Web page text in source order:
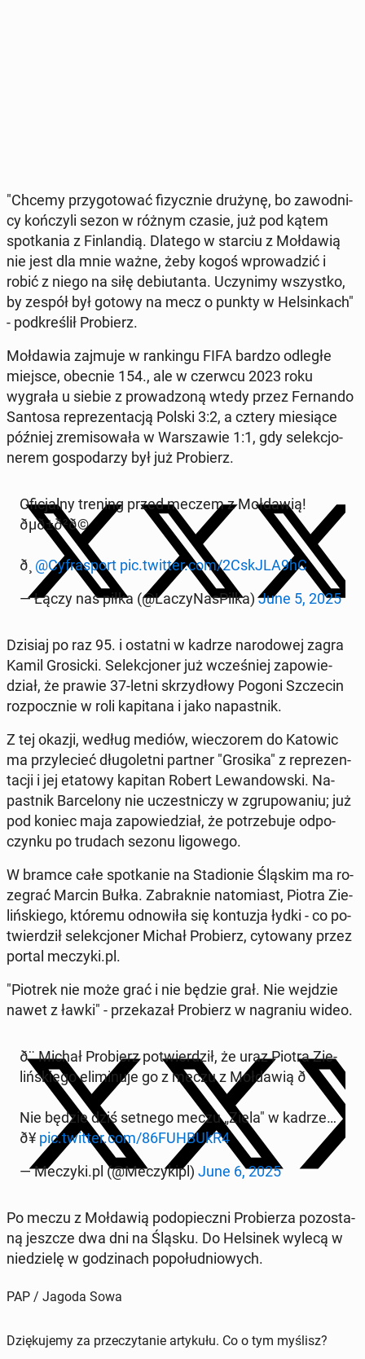
"Chcemy przy­go­to­wać fi­zycz­nie drużynę, bo za­wod­ni­
cy koń­czy­li sezon w różnym czasie, już pod kątem
spo­tka­nia z Fin­lan­dią. Dlatego w starciu z Moł­da­wią
nie jest dla mnie ważne, żeby kogoś wpro­wa­dzić i
robić z niego na siłę de­biu­tan­ta. Uczy­ni­my wszyst­ko,
by zespół był gotowy na mecz o punkty w Hel­sin­kach"
- pod­kre­ślił Pro­bierz.
Moł­da­wia zajmuje w ran­kin­gu FIFA bardzo odległe
miejsce, obecnie 154., ale w czerwcu 2023 roku
wygrała u siebie z pro­wa­dzo­ną wtedy przez Fer­nan­do
Santosa re­pre­zen­ta­cją Polski 3:2, a cztery mie­sią­ce
później zre­mi­so­wa­ła w War­sza­wie 1:1, gdy se­lek­cjo­
ne­rem go­spo­da­rzy był już Pro­bierz.
Ofi­cjal­ny trening przed meczem z Moł­da­wią!
ðµð±ð²ð©
ð¸ @Cy­fra­sport pic.twitter.com/2CskJLA9hC
— Łączy nas piłka (@La­czy­Na­sPil­ka)June 5, 2025
Dzisiaj po raz 95. i ostatni w kadrze na­ro­do­wej zagra
Kamil Gro­sic­ki. Se­lek­cjo­ner już wcze­śniej za­po­wie­
dział, że prawie 37-letni skrzy­dło­wy Pogoni Szcze­cin
roz­pocz­nie w roli ka­pi­ta­na i jako na­past­nik.
Z tej okazji, według mediów, wie­czo­rem do Katowic
ma przy­le­cieć dłu­go­let­ni partner "Grosika" z re­pre­zen­
ta­cji i jej etatowy kapitan Robert Le­wan­dow­ski. Na­
past­nik Bar­ce­lo­ny nie uczest­ni­czy w zgru­po­wa­niu; już
pod koniec maja za­po­wie­dział, że po­trze­bu­je od­po­
czyn­ku po trudach sezonu li­go­we­go.
W bramce całe spo­tka­nie na Sta­dio­nie Śląskim ma ro­
ze­grać Marcin Bułka. Za­brak­nie na­to­miast, Piotra Zie­
liń­skie­go, któremu od­no­wi­ła się kon­tu­zja łydki - co po­
twier­dził se­lek­cjo­ner Michał Pro­bierz, cy­to­wa­ny przez
portal meczyki.pl.
"Piotrek nie może grać i nie będzie grał. Nie wejdzie
nawet z ławki" - prze­ka­zał Pro­bierz w na­gra­niu wideo.
ð¨ Michał Pro­bierz po­twier­dził, że uraz Piotra Zie­
liń­skie­go eli­mi­nu­je go z meczu z Moł­da­wią ð
Nie będzie dziś setnego meczu „Ziela" w kadrze…
ð¥ pic.twitter.com/86FUHBUkR4
— Meczyki.pl (@Me­czy­kipl) June 6, 2025
Po meczu z Moł­da­wią pod­opiecz­ni Pro­bie­rza po­zo­sta­
ną jeszcze dwa dni na Śląsku. Do Hel­si­nek wylecą w
nie­dzie­lę w go­dzi­nach po­po­łu­dnio­wych.
PAP / Jagoda Sowa
Dziękujemy za przeczytanie artykułu. Co o tym myślisz?